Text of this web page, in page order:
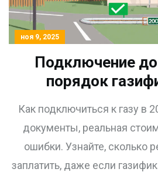
ноя 9, 2025
Подключение
порядок
Как подключиться к газу в
документы, реальная
ошибки. Узнайте, сколько
заплатить, даже если